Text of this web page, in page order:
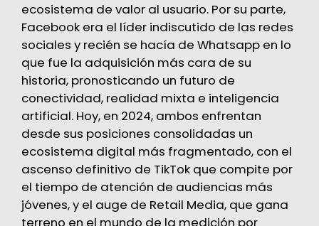
ecosistema de valor al usuario. Por su parte,
Facebook era el líder indiscutido de las redes
sociales y recién se hacía de Whatsapp en lo
que fue la adquisición más cara de su
historia, pronosticando un futuro de
conectividad, realidad mixta e inteligencia
artificial. Hoy, en 2024, ambos enfrentan
desde sus posiciones consolidadas un
ecosistema digital más fragmentado, con el
ascenso definitivo de TikTok que compite por
el tiempo de atención de audiencias más
jóvenes, y el auge de Retail Media, que gana
terreno en el mundo de la medición por